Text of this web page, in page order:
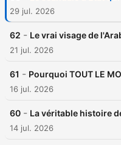
29 jul. 2026
62 - Le vrai visage de
21 jul. 2026
61 - Pourquoi TOUT LE
16 jul. 2026
60 - La véritable histoire
14 jul. 2026